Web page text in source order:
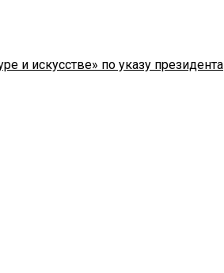
и искусстве» по указу президента